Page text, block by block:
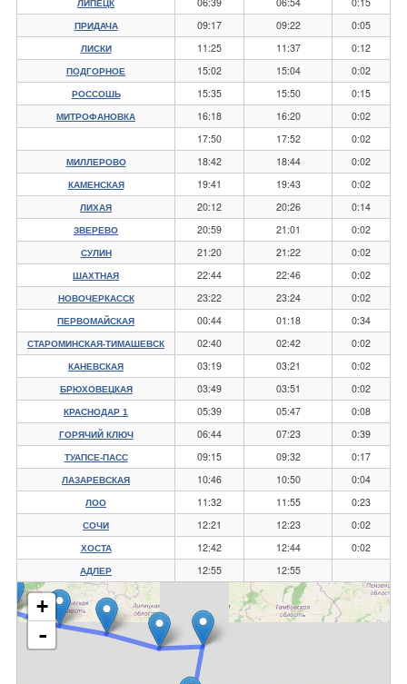
ЛИПЕЦК
ПРИДАЧА 09:17 09:22 0:05
ЛИСКИ 11:25 11:37 0:12
ПОДГОРНОЕ 15:02 15:04 0:02
РОССОШЬ 15:35 15:50 0:15
МИТРОФАНОВКА 16:18 16:20
0:02
17:50
17:52 0:02
МИЛЛЕРОВО 18:42 18:44 0:02
КАМЕНСКАЯ 19:41 19:43 0:02
ЛИХАЯ 20:12 20:26 0:14
ЗВЕРЕВО 20:59 21:01 0:02
СУЛИН 21:20 21:22 0:02
ШАХТНАЯ 22:44 22:46 0:02
НОВОЧЕРКАССК 23:22 23:24 0:02
ПЕРВОМАЙСКАЯ 00:44 01:18 0:34
СТАРОМИНСКАЯ-ТИМАШЕВСК 02:40 02:42 0:02
КАНЕВСКАЯ 03:19 03:21 0:02
БРЮХОВЕЦКАЯ 03:49 03:51 0:02
КРАСНОДАР 1 05:39 05:47 0:08
ГОРЯЧИЙ КЛЮЧ 06:44 07:23 0:39
ТУАПСЕ-ПАСС 09:15 09:32 0:17
ЛАЗАРЕВСКАЯ 10:46 10:50 0:04
ЛОО 11:32 11:55 0:23
СОЧИ 12:21 12:23 0:02
ХОСТА 12:42 12:44 0:02
АДЛЕР 12:55 12:55
+
-